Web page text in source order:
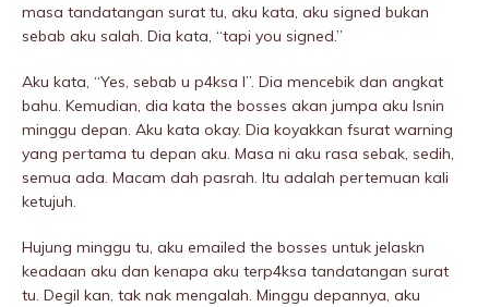
masa tandatangan surat tu, aku kata, aku signed bukan
sebab aku salah. Dia kata, “tapi you signed.”
Aku kata, “Yes, sebab u p4ksa I”. Dia mencebik dan angkat
bahu. Kemudian, dia kata the bosses akan jumpa aku Isnin
minggu depan. Aku kata okay. Dia koyakkan fsurat warning
yang pertama tu depan aku. Masa ni aku rasa sebak, sedih,
semua ada. Macam dah pasrah. Itu adalah pertemuan kali
ketujuh.
Hujung minggu tu, aku emailed the bosses untuk jelaskn
keadaan aku dan kenapa aku terp4ksa tandatangan surat
tu. Degil kan, tak nak mengalah. Minggu depannya, aku